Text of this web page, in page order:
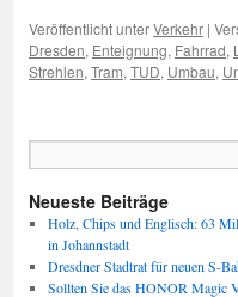
Veröffentlicht unterVerkehr |
Dresden, Enteignung, Fahrrad,
Strehlen, Tram, TUD, Umbau,
Neueste Beiträge
Holz, Chips und Englisch: 63
in Johannstadt
Dresdner Stadtrat für neuen S-
Sollten Sie das HONOR Magic